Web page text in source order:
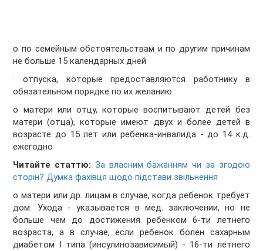
o по семейным обстоятельствам и по другим причинам
не больше 15 календарных дней
· отпуска, которые предоставляются работнику в
обязательном порядке по их желанию:
o матери или отцу, которые воспитывают детей без
матери (отца), которые имеют двух и более детей в
возрасте до 15 лет или ребенка-инвалида - до 14 к.д.
ежегодно
Читайте статтю: За власним бажанням чи за згодою
сторін? Думка фахівця щодо підстави звільнення
o матери или др. лицам в случае, когда ребенок требует
дом. Ухода - указывается в мед. заключении, но не
больше чем до достижения ребенком 6-ти летнего
возраста, а в случае, если ребенок болен сахарным
диабетом І типа (инсулинозависимый) - 16-ти летнего